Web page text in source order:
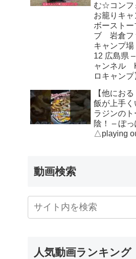
む☆コンフ
お籠りキ
ボースト
ブ 岩倉フ
キャンプ
12 広島県
ャンネル
ロキャンプ
【他にお
飯が上手く
ラジンの
陰！ – ぽ
△playing
動画検索
人気動画ランキング